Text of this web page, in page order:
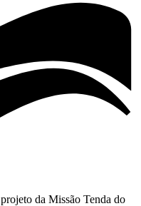
da Missão Tenda do